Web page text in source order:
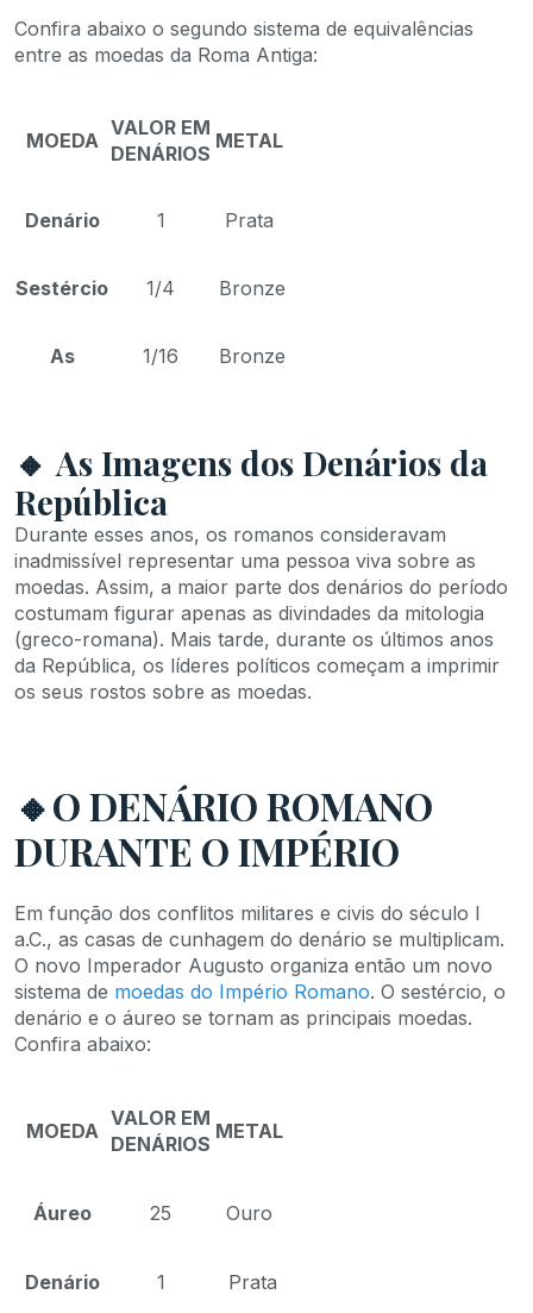
Confira abaixo o segundo sistema de equivalências
entre as moedas da Roma Antiga:
MOEDA
VALOR EM
DENÁRIOS
METAL
Denário 1 Prata
Sestércio 1/4 Bronze
As 1/16 Bronze
🔸 As Imagens dos Denários da
República
Durante esses anos, os romanos consideravam
inadmissível representar uma pessoa viva sobre as
moedas. Assim, a maior parte dos denários do período
costumam figurar apenas as divindades da mitologia
(greco-romana). Mais tarde, durante os últimos anos
da República, os líderes políticos começam a imprimir
os seus rostos sobre as moedas.
🔸O DENÁRIO ROMANO
DURANTE O IMPÉRIO
Em função dos conflitos militares e civis do século I
a.C., as casas de cunhagem do denário se multiplicam.
O novo Imperador Augusto organiza então um novo
sistema de moedas do Império Romano. O sestércio, o
denário e o áureo se tornam as principais moedas.
Confira abaixo:
MOEDA
VALOR EM
DENÁRIOS
METAL
Áureo 25 Ouro
Denário 1 Prata